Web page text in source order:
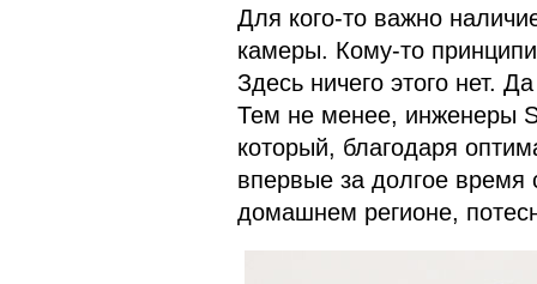
Для кого-то важно
камеры. Кому-то
Здесь ничего этого нет.
Тем не менее, инженеры
который, благодаря
впервые за долгое время
домашнем регионе,